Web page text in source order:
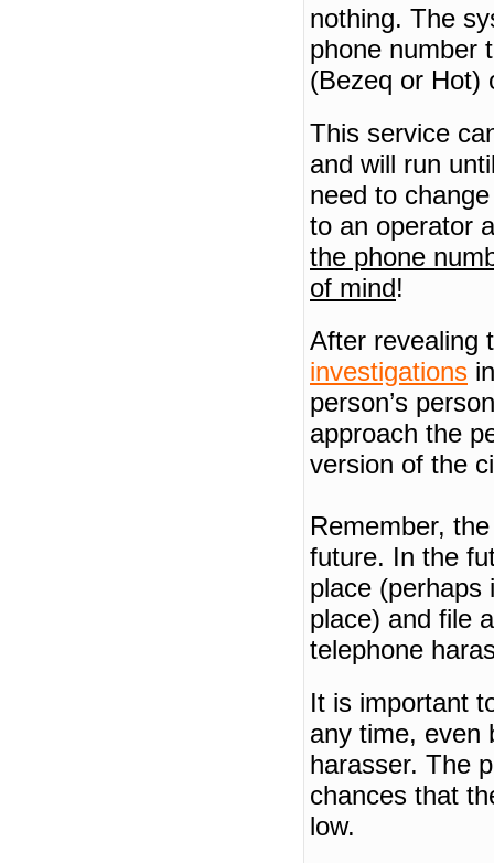
nothing. The
phone number
(Bezeq or Hot)
This service
and will run
need to
to an operator
the phone
of mind!
After revealing
investigations
person’s
approach the
version of the
Remember,
future. In the
place (perhaps
place) and file
telephone
It is important
any time, even
harasser. The
chances that
low.